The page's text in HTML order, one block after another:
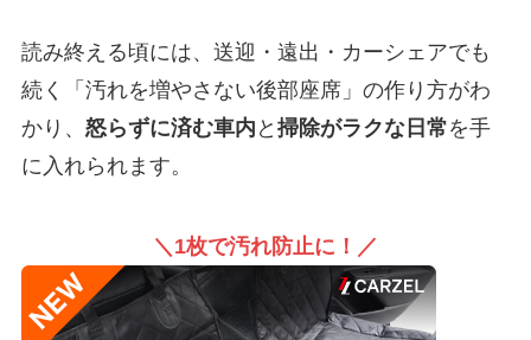
読み終える頃には、送迎・遠出・カーシェアでも
続く「汚れを増やさない後部座席」の作り方がわ
かり、 怒らずに済む車内 と 掃除がラクな日常を手
に入れられます。
＼1枚で汚れ防止に！／